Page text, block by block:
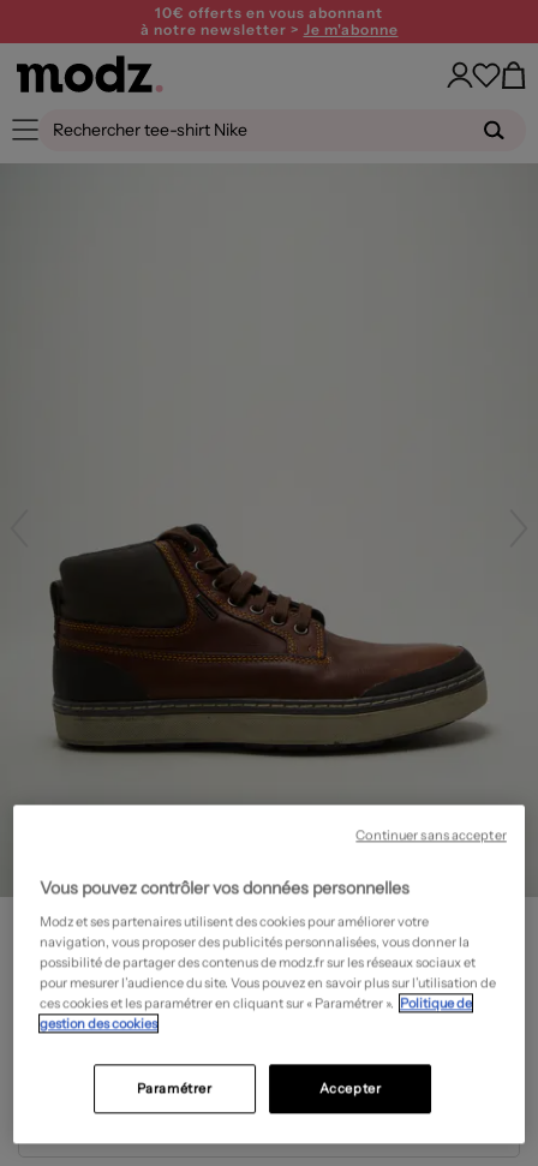
10€ offerts en vous abonnant
à notre newsletter > Je m'abonne
GEOX
Baskets - Bout rond- Outlet
72,50€
Prix boutique : 145,00€
Guide des tailles
Vous pouvez contrôler vos données personnelles
Modz et ses partenaires utilisent des cookies pour améliorer votre
navigation, vous proposer des publicités personnalisées, vous donner la
possibilité de partager des contenus de modz.fr sur les réseaux sociaux et
pour mesurer l’audience du site. Vous pouvez en savoir plus sur l’utilisation de
ces cookies et les paramétrer en cliquant sur « Paramétrer ». Politique de
gestion des cookies
Accepter
Paramétrer
Continuer sans accepter